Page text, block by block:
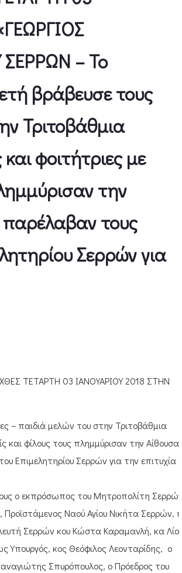
– Το
βράβευσε τους
Τριτοβάθμια
φοιτήτριες με
την
παρέλαβαν τους
Σερρών για
ΤΕΤΑΡΤΗ 03 ΙΑΝΟΥΑΡΙΟΥ 2018 ΣΤΗΝ
– παιδιά μελών του στην Τριτοβάθμια
και φίλους τους πλημμύρισαν την Αίθουσα
Επιμελητηρίου Σερρών για την επιτυχία
ο εκπρόσωπος του Μητροπολίτη Σερρών
Ναού Αγίου Νικήτα Σερρών, η
Σερρών κου Κώστα Καραμανλή, κα Λία
Υπουργός, κος Θεόφιλος Λεονταρίδης, ο
Σπυρόπουλος, ο Πρόεδρος του